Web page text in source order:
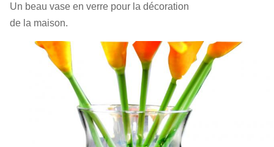
Un beau vase en verre pour la décoration
de la maison.